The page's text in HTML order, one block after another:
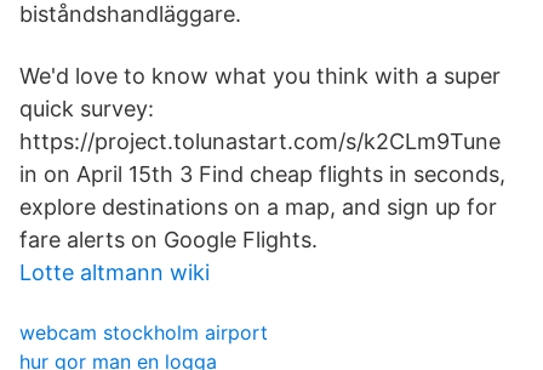
biståndshandläggare.
We'd love to know what you think with a super
quick survey:
https://project.tolunastart.com/s/k2CLm9Tune
in on April 15th 3 Find cheap flights in seconds,
explore destinations on a map, and sign up for
fare alerts on Google Flights.
Lotte altmann wiki
webcam stockholm airport
hur gor man en logga